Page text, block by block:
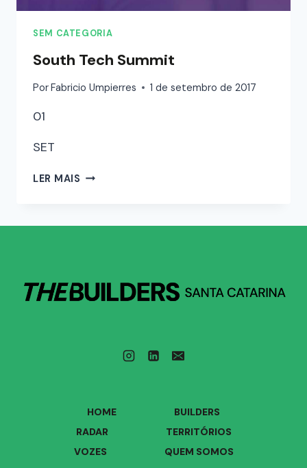
SEM CATEGORIA
South Tech Summit
PorFabricio Umpierres 1 de setembro de 2017
01
SET
LER MAIS
HOME
BUILDERS
RADAR
TERRITÓRIOS
VOZES
QUEM SOMOS